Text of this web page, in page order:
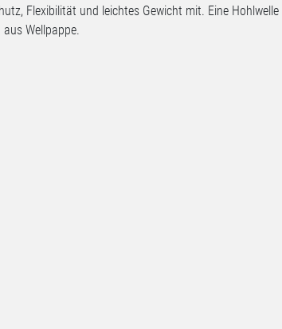
Flexibilität und leichtes Gewicht mit. Eine
Wellpappe.